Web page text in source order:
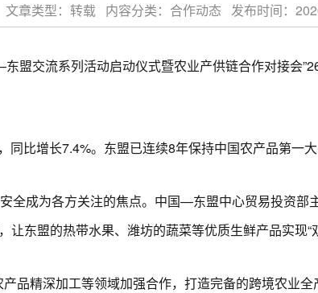
章类型：转载 内容分类：合作动态 发布时间：
交流系列活动启动仪式暨农业产供链合作对接会
增长7.4%。东盟已连续8年保持中国农产品第一大
成为各方关注的焦点。中国—东盟中心贸易投资部
东盟的热带水果、潍坊的蔬菜等优质生鲜产品实现“
精深加工等领域加强合作，打造完备的跨境农业全